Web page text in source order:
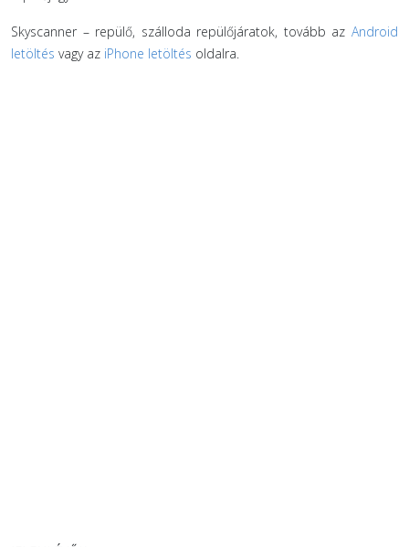
Skyscanner – repülő, szálloda repülőjáratok, tovább az Android
letöltés vagy az iPhone letöltés oldalra.